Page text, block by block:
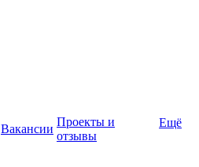
Вакансии
Проекты и
отзывы
Ещё